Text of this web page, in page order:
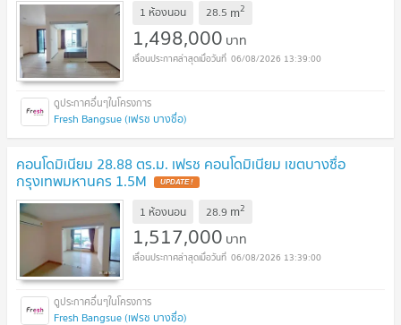
1 ห้องนอน 28.5 m2
1,498,000 บาท
06/08/2026 13:39:00
Fresh Bangsue (เฟรช บางซื่อ)
คอนโดมิเนียม 28.88 ตร.ม. เฟรช คอนโดมิเนียม เขตบางซื่อ
กรุงเทพมหานคร 1.5M
1 ห้องนอน 28.9 m2
1,517,000 บาท
06/08/2026 13:39:00
Fresh Bangsue (เฟรช บางซื่อ)